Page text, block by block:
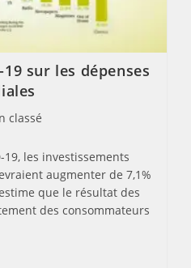
19 sur les dépenses
classé
19, les investissements
augmenter de 7,1%
que le résultat des
des consommateurs